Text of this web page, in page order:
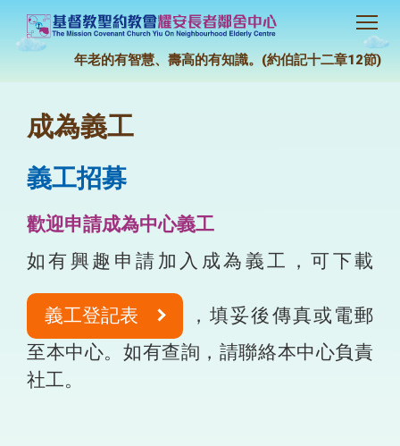
年老的有智慧、壽高的有知識。(約伯記十二章12節)
成為義工
義工招募
歡迎申請成為中心義工
如有興趣申請加入成為義工，可下載
義工登記表
，填妥後傳真或電郵
至本中心。如有查詢，請聯絡本中心負責
社工。